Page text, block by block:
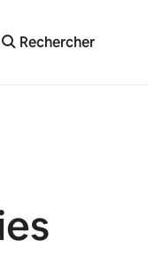
Rechercher